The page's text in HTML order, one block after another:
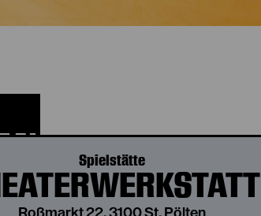
Spielstätte
Roßmarkt 22, 3100 St. Pölten